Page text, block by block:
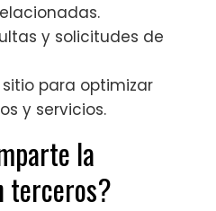
y solicitudes de
para optimizar
y servicios.
la
terceros?